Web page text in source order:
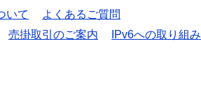
いて
よくあるご質問
売掛取引のご案内
IPv6への取り組み